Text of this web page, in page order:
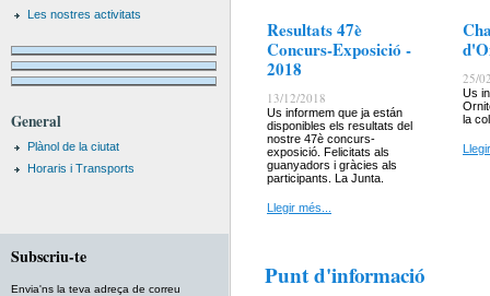
Les nostres activitats
General
Plànol de la ciutat
Horaris i Transports
Subscriu-te
Envia'ns la teva adreça de correu
Resultats 47è
Concurs-Exposició -
2018
13/12/2018
Us informem que ja están
disponibles els resultats del
nostre 47è concurs-
exposició. Felicitats als
guanyadors i gràcies als
participants. La Junta.
Llegir més...
25/
Us
la
Punt d'informació